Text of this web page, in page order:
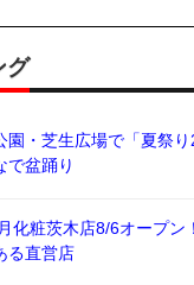
グ
園・芝生広場で「夏祭
で盆踊り
化粧茨木店8/6オープン
る直営店